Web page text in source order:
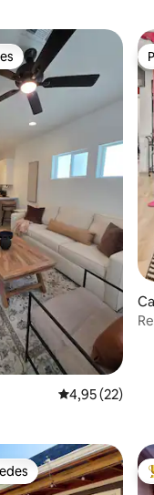
4,95 de uma
4,95 (22)
dos hóspedes